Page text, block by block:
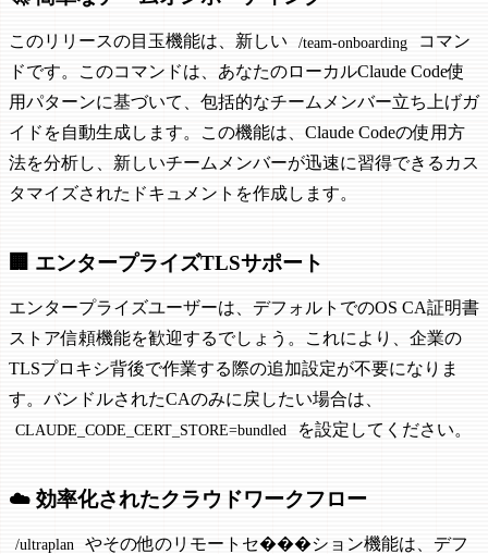
このリリースの目玉機能は、新しい /team-onboarding
コマン
ドです。このコマンドは、あなたのローカルClaude Code使
用パターンに基づいて、包括的なチームメンバー立ち上げガ
イドを自動生成します。この機能は、Claude Codeの使用方
法を分析し、新しいチームメンバーが迅速に習得できるカス
タマイズされたドキュメントを作成します。
🏢 エンタープライズTLSサポート
エンタープライズユーザーは、デフォルトでのOS CA証明書
ストア信頼機能を歓迎するでしょう。これにより、企業の
TLSプロキシ背後で作業する際の追加設定が不要になりま
す。バンドルされたCAのみに戻したい場合は、
CLAUDE_CODE_CERT_STORE=bundled を設定してください。
☁️ 効率化されたクラウドワークフロー
/ultraplan
やその他のリモートセ���ション機能は、デフ